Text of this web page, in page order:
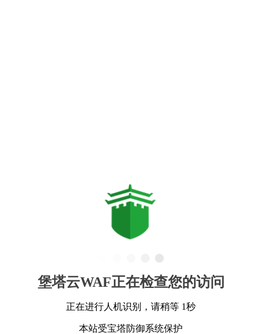
堡塔云WAF正在检查您的访问
正在进行人机识别，请稍等 1秒
本站受宝塔防御系统保护